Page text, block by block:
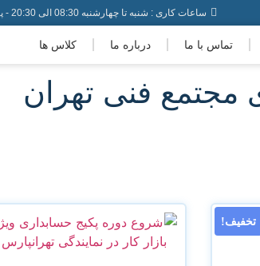
ساعات کاری : شنبه تا چهارشنبه 08:30 الی 20:30 - پنجشنبه ها : 08:30 الی 19:30 - جمعه ها : 08:30 الی 17:30
تماس با ما درباره ما کلاس ها
مجتمع فنی تهران
تخفیف!